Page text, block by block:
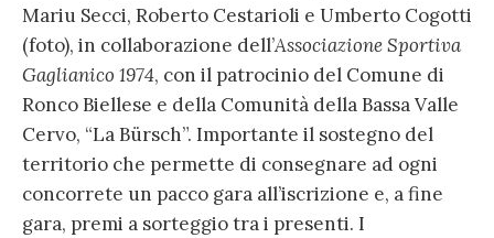
Mariu Secci, Roberto Cestarioli e Umberto Cogotti
(foto), in collaborazione dell’Associazione Sportiva
Gaglianico 1974, con il patrocinio del Comune di
Ronco Biellese e della Comunità della Bassa Valle
Cervo, “La Bürsch”. Importante il sostegno del
territorio che permette di consegnare ad ogni
concorrete un pacco gara all’iscrizione e, a fine
gara, premi a sorteggio tra i presenti. I